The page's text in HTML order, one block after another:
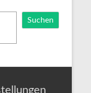
Suchen